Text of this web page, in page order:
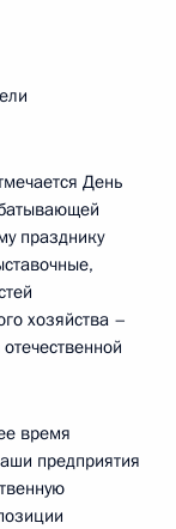
День
празднику
хозяйства –
время
предприятия